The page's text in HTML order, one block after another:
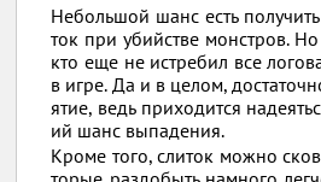
Небольшой шанс есть
ток при убийстве монстров. Но
кто еще не истребил все
в игре. Да и в целом,
ятие, ведь приходится
ий шанс выпадения.
Кроме того, слиток можно